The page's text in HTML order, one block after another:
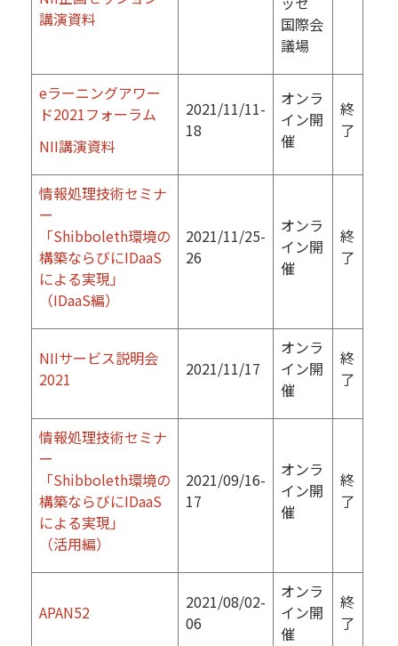
講演資料
国際会
議場
eラーニングアワー
ド2021フォーラム
NII講演資料
2021/11/11-
18
オンラ
イン開
催
終
了
情報処理技術セミナ
ー
「Shibboleth環境の
構築ならびにIDaaS
による実現」
（IDaaS編）
2021/11/25-
26
オンラ
イン開
催
終
了
NIIサービス説明会
2021
2021/11/17
オンラ
イン開
催
終
了
情報処理技術セミナ
ー
「Shibboleth環境の
構築ならびにIDaaS
による実現」
（活用編）
2021/09/16-
17
オンラ
イン開
催
終
了
APAN52
2021/08/02-
06
オンラ
イン開
催
終
了